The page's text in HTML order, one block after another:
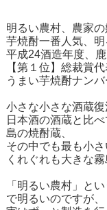
明るい農村、農家
芋焼酎一番人気、明
平成24酒造年度、
【第１位】総裁賞
うまい芋焼酎ナン
小さな小さな酒蔵復
日本酒の酒蔵と比
島の焼酎蔵、
その中でも最も小
くれぐれも大きな
「明るい農村」と
で明るいのですが、